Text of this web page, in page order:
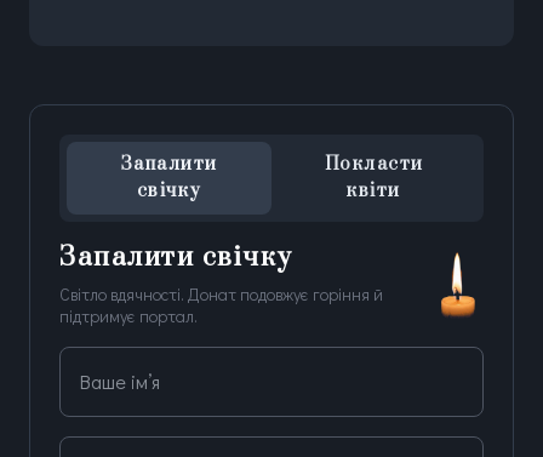
Запалити
свічку
Покласти
квіти
Запалити свічку
Світло вдячності. Донат подовжує горіння й
підтримує портал.
Ваше ім’я